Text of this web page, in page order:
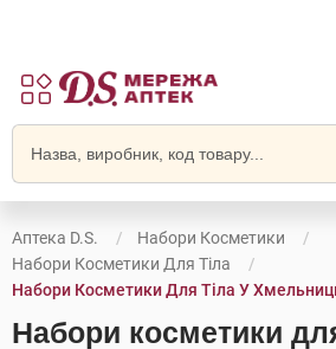
Аптека D.S.
Набори Косметики
Набори Косметики Для Тіла
Набори Косметики Для Тіла У
Набори косметики